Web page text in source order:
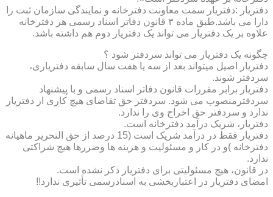
دفتریار :دفتریار سمت معاونت دفترخانه و نمایندگی سازمان ثبت را
دارا می باشد.طبق ماده ۳ قانون دفاتر اسناد رسمی هر دفترخانه
علاوه بر یک دفتریار می تواند یک دفتریار دوم هم داشته باشد.
چگونه یک دفتریار می تواند سردفتر شود ؟
دفتریار اصیل میتواند بعد از سه یا هفت سال سابقه دفتریاری،
سردفتر شوند.
دفتریار برابر مقررات قانون دفاتر اسناد رسمی و با پیشنهاد
سردفترمنصوب می شود. سردفتر حق تقاضای هیچ کاری از دفتریار
ندارد و سردفتر حق اخراج وی را ندارد.
دفتریار، شریک درآمد دفترخانه است.
دفتریار فقط در درآمد شریک است (15 درصد از حق التحریر ماهیانه
دفترخانه )و در کار و مسئولیت و هزینه ها وضررها هیچ شراکتی
ندارد.
در قانون، هیچ مسئولیتی برای دفتریار ذکر نشده است.
امضای دفتریار در اعتباربخشی به اسنادرسمی تأثیری ندارد!!